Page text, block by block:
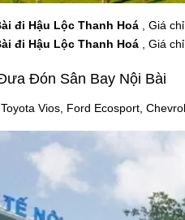
đi Hậu Lộc Thanh Hoá , Giá
đi Hậu Lộc Thanh Hoá , Giá
Đón Sân Bay Nội Bài
Vios, Ford Ecosport,